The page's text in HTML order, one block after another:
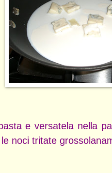
e versatela nella
noci tritate